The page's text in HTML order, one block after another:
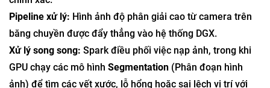
Pipeline xử lý: Hình ảnh độ phân giải cao từ camera trên
băng chuyền được đẩy thẳng vào hệ thống DGX.
Xử lý song song: Spark điều phối việc nạp ảnh, trong khi
GPU chạy các mô hình Segmentation (Phân đoạn hình
ảnh) để tìm các vết xước, lỗ hổng hoặc sai lệch vị trí với